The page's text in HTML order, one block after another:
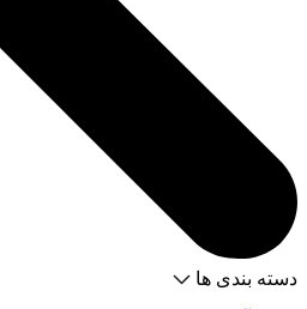
دسته بندی ها